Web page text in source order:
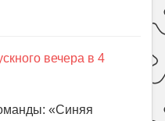
вечера в 4
«Синяя